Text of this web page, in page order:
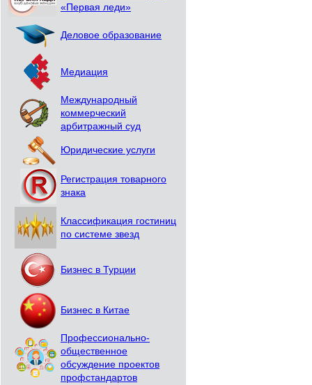
«Первая леди»
Деловое образование
Медиация
Международный
коммерческий
арбитражный суд
Юридические услуги
Регистрация товарного
знака
Классификация гостиниц
по системе звезд
Бизнес в Турции
Бизнес в Китае
Профессионально-
общественное
обсуждение проектов
профстандартов